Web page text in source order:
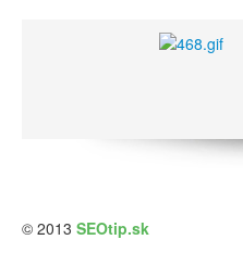
© 2013 SEOtip.sk